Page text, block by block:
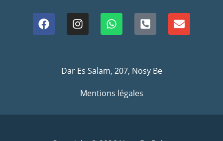
Dar Es Salam, 207, Nosy Be
Mentions légales